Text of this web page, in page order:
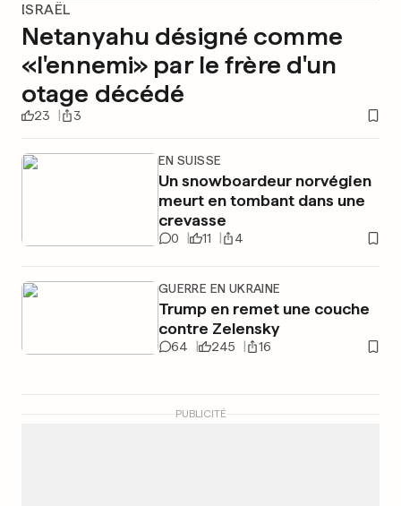
ISRAËL
Netanyahu désigné comme
«l'ennemi» par le frère d'un
otage décédé
23 3
EN SUISSE
Un snowboardeur norvégien
meurt en tombant dans une
crevasse
0 11 4
GUERRE EN UKRAINE
Trump en remet une couche
contre Zelensky
64 245 16
PUBLICITÉ